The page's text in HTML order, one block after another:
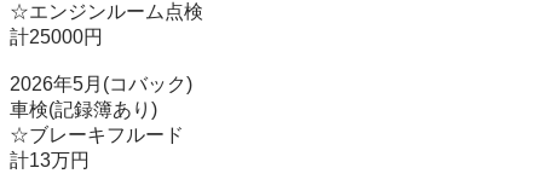
☆エンジンルーム点検
計25000円
2026年5月(コバック)
車検(記録簿あり)
☆ブレーキフルード
計13万円